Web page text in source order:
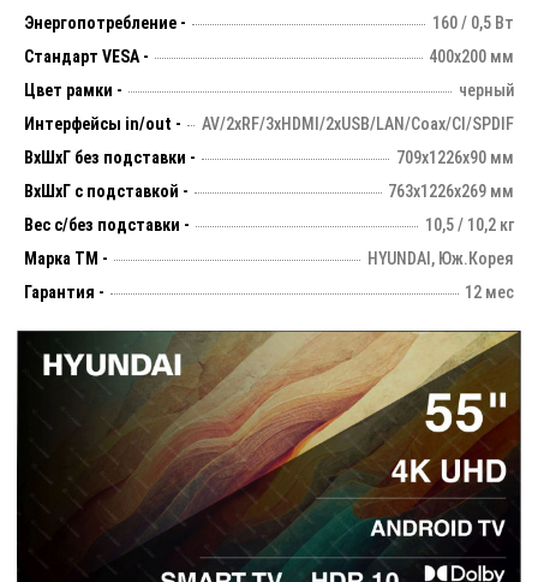
Энергопотребление -
160 / 0,5 Вт
Стандарт VESA -
400х200 мм
Цвет рамки -
черный
Интерфейсы in/out -
AV/2xRF/3xHDMI/2xUSB/LAN/Coax/CI/SPDIF
ВхШхГ без подставки -
709х1226х90 мм
ВхШхГ с подставкой -
763x1226x269 мм
Вес с/без подставки -
10,5 / 10,2 кг
Марка ТМ -
HYUNDAI, Юж.Корея
Гарантия -
12 мес